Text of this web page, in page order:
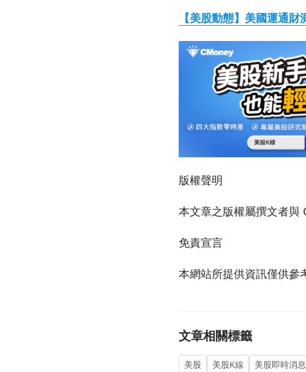
【美股動態】美國運通
版權聲明
本文章之版權屬撰文者與
免責宣言
本網站所提供資訊僅供參
文章相關標籤
美股 美股K線 美股即時消息